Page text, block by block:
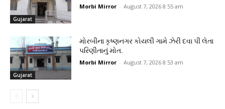
Gujarat
Morbi Mirror - August 7, 2026 8:55 am
Gujarat
મોરબીના કૃષ્ણનગર કોયલી ગામે ઝેરી દવા પી લેતા
પરિણીતાનું મોત.
Morbi Mirror - August 7, 2026 8:53 am